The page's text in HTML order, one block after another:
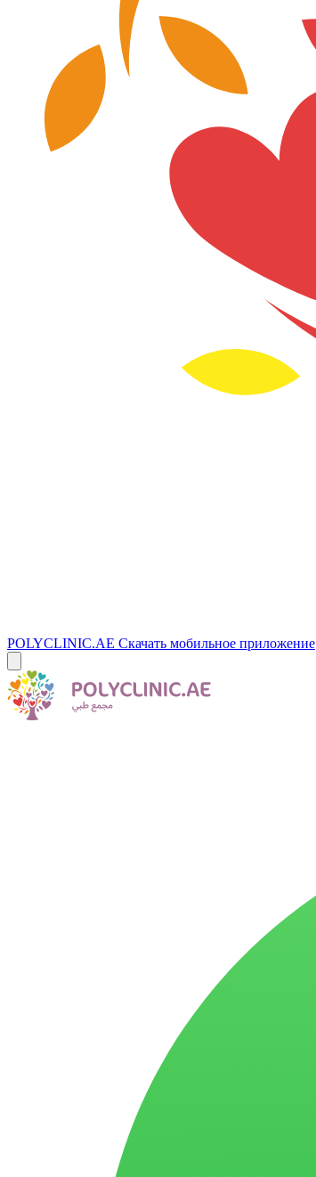
POLYCLINIC.AE Скачать мобильное приложение